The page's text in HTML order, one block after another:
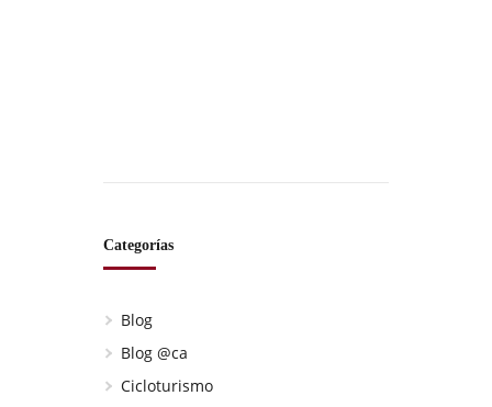
Categorías
Blog
Blog @ca
Cicloturismo